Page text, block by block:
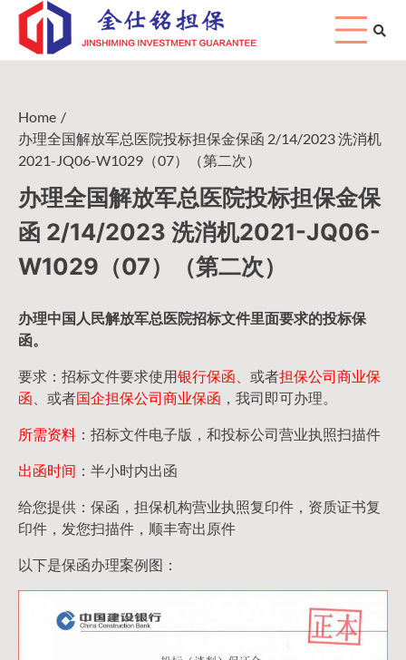
Skip
content
Home
办理全国解放军总医院投标担保金保函 2/14/2023 洗消机
2021-JQ06-W1029（07）（第二次）
办理全国解放军总医院投标担保金保
函 2/14/2023 洗消机2021-JQ06-
W1029（07）（第二次）
办理中国人民解放军总医院招标文件里面要求的投标保
函。
要求：招标文件要求使用银行保函、 或者担保公司商业保
函 、或者国企担保公司商业保函 ，我司即可办理。
所需资料 ：招标文件电子版，和投标公司营业执照扫描件
出函时间 ：半小时内出函
给您提供：保函，担保机构营业执照复印件，资质证书复
印件，发您扫描件，顺丰寄出原件
以下是保函办理案例图：